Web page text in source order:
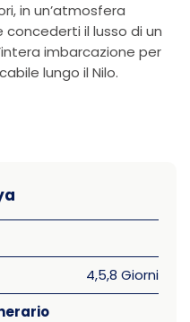
in un’atmosfera
il lusso di un
imbarcazione per
lungo il Nilo.
4,5,8 Giorni